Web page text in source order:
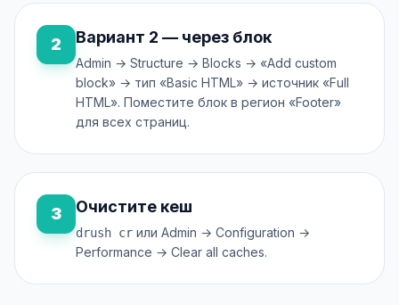
2 Вариант 2 — через блок
Admin → Structure → Blocks → «Add custom
block» → тип «Basic HTML» → источник «Full
HTML». Поместите блок в регион «Footer»
для всех страниц.
3 Очистите кеш
drush cr или Admin → Configuration →
Performance → Clear all caches.